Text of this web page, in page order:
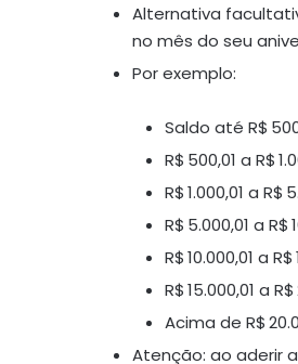
Alternativa
no mês do seu
Por exemplo:
Saldo até R$
R$ 500,01 a R$
R$ 1.000,01 a R$
R$ 5.000,01 a R$
R$ 10.000,01 a R$
R$ 15.000,01 a
Acima de R$
Atenção: ao aderir